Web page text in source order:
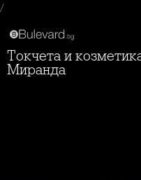
/
Токчета и козметика в гардероба на
Миранда